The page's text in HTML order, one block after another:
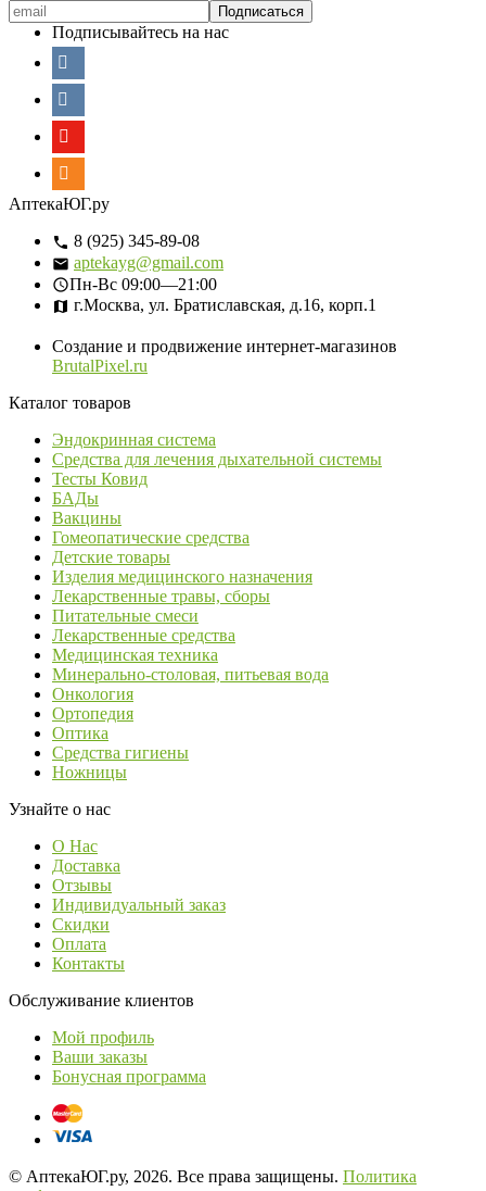
Подписывайтесь на нас
АптекаЮГ.ру
8 (925) 345-89-08
aptekayg@gmail.com
Пн-Вс 09:00—21:00
г.Москва, ул. Братиславская, д.16, корп.1
Создание и продвижение интернет-магазинов
BrutalPixel.ru
Каталог товаров
Эндокринная система
Средства для лечения дыхательной системы
Тесты Ковид
БАДы
Вакцины
Гомеопатические средства
Детские товары
Изделия медицинского назначения
Лекарственные травы, сборы
Питательные смеси
Лекарственные средства
Медицинская техника
Минерально-столовая, питьевая вода
Онкология
Ортопедия
Оптика
Средства гигиены
Ножницы
Узнайте о нас
О Нас
Доставка
Отзывы
Индивидуальный заказ
Скидки
Оплата
Контакты
Обслуживание клиентов
Мой профиль
Ваши заказы
Бонусная программа
© АптекаЮГ.ру, 2026. Все права защищены. Политика